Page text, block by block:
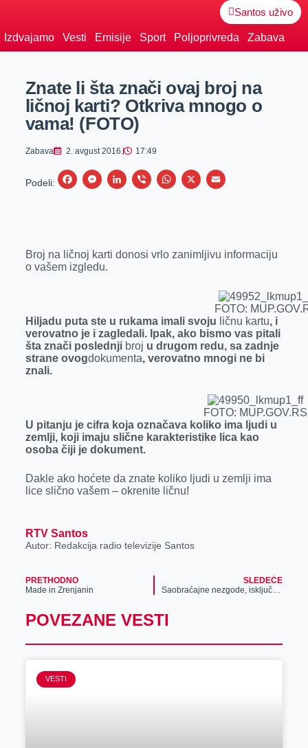
Santos uživo
Izdvajamo Vesti Emisije Sport Poljoprivreda Zabava
Znate li šta znači ovaj broj na
ličnoj karti? Otkriva mnogo o
vama! (FOTO)
Zabava 2. avgust 2016. 17:49
Podeli:
F
b
o
M
e
r
L
e
V
r
W
s
X
E
l
Broj na ličnoj karti donosi vrlo zanimljivu informaciju
o vašem izgledu.
FOTO:
Hiljadu puta ste u rukama imali svoju ličnu kartu, i
verovatno je i zagledali. Ipak, ako bismo vas pitali
šta znači poslednji broj u drugom redu, sa zadnje
strane ovogdokumenta, verovatno mnogi ne bi
znali.
FOTO: MUP.GOV.RS
U pitanju je cifra koja označava koliko ima ljudi u
zemlji, koji imaju slične karakteristike lica kao
osoba čiji je dokument.
Dakle ako hoćete da znate koliko ljudi u zemlji ima
lice slično vašem – okrenite ličnu!
RTV Santos
Autor: Redakcija radio televizije Santos
PRETHODNO
Made in Zrenjanin
SLEDEĆE
Saobraćajne nezgode, isključenja iz saobraćaja i trežnjenje vozača
POVEZANE VESTI
VESTI